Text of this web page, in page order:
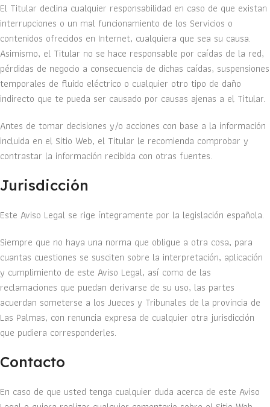
El Titular declina cualquier responsabilidad en caso de que existan
interrupciones o un mal funcionamiento de los Servicios o
contenidos ofrecidos en Internet, cualquiera que sea su causa.
Asimismo, el Titular no se hace responsable por caídas de la red,
pérdidas de negocio a consecuencia de dichas caídas, suspensiones
temporales de fluido eléctrico o cualquier otro tipo de daño
indirecto que te pueda ser causado por causas ajenas a el Titular.
Antes de tomar decisiones y/o acciones con base a la información
incluida en el Sitio Web, el Titular le recomienda comprobar y
contrastar la información recibida con otras fuentes.
Jurisdicción
Este Aviso Legal se rige íntegramente por la legislación española.
Siempre que no haya una norma que obligue a otra cosa, para
cuantas cuestiones se susciten sobre la interpretación, aplicación
y cumplimiento de este Aviso Legal, así como de las
reclamaciones que puedan derivarse de su uso, las partes
acuerdan someterse a los Jueces y Tribunales de la provincia de
Las Palmas, con renuncia expresa de cualquier otra jurisdicción
que pudiera corresponderles.
Contacto
En caso de que usted tenga cualquier duda acerca de este Aviso